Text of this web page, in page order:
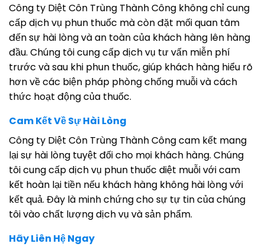
Công ty Diệt Côn Trùng Thành Công không chỉ cung
cấp dịch vụ phun thuốc mà còn đặt mối quan tâm
đến sự hài lòng và an toàn của khách hàng lên hàng
đầu. Chúng tôi cung cấp dịch vụ tư vấn miễn phí
trước và sau khi phun thuốc, giúp khách hàng hiểu rõ
hơn về các biện pháp phòng chống muỗi và cách
thức hoạt động của thuốc.
Cam Kết Về Sự Hài Lòng
Công ty Diệt Côn Trùng Thành Công cam kết mang
lại sự hài lòng tuyệt đối cho mọi khách hàng. Chúng
tôi cung cấp dịch vụ phun thuốc diệt muỗi với cam
kết hoàn lại tiền nếu khách hàng không hài lòng với
kết quả. Đây là minh chứng cho sự tự tin của chúng
tôi vào chất lượng dịch vụ và sản phẩm.
Hãy Liên Hệ Ngay